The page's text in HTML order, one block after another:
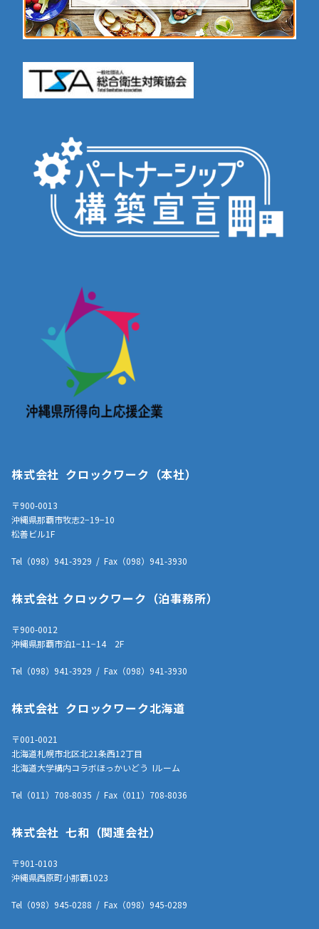
株式会社 クロックワーク（本社）
〒900-0013
沖縄県那覇市牧志2−19−10
松善ビル1F
Tel（098）941-3929 / Fax（098）941-3930
株式会社 クロックワーク（泊事務所）
〒900-0012
沖縄県那覇市泊1−11−14 2F
Tel（098）941-3929 / Fax（098）941-3930
株式会社 クロックワーク北海道
〒001-0021
北海道札幌市北区北21条西12丁目
北海道大学構内コラボほっかいどう Iルーム
Tel（011）708-8035 / Fax（011）708-8036
株式会社 七和（関連会社）
〒901-0103
沖縄県西原町小那覇1023
Tel（098）945-0288 / Fax（098）945-0289